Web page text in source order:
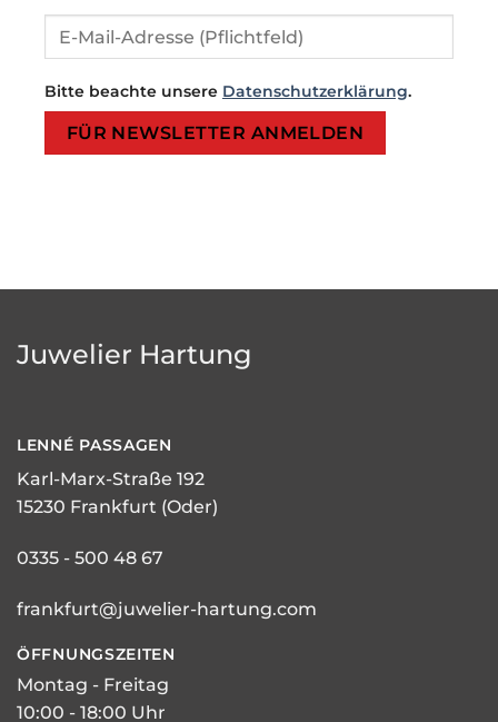
Bitte beachte unsere Datenschutzerklärung.
Bitte lasse dieses Feld leer.
Bitte lasse dieses Feld leer.
Juwelier Hartung
LENNÉ PASSAGEN
Karl-Marx-Straße 192
15230 Frankfurt (Oder)
0335 - 500 48 67
frankfurt@juwelier-hartung.com
ÖFFNUNGSZEITEN
Montag - Freitag
10:00 - 18:00 Uhr